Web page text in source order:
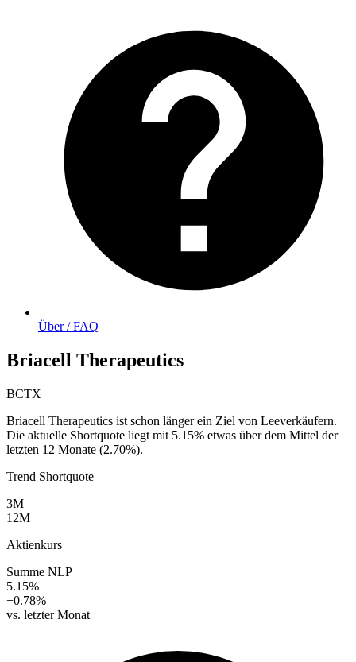
Über / FAQ
Briacell Therapeutics
BCTX
Briacell Therapeutics ist schon länger ein Ziel von Leeverkäufern.
Die aktuelle Shortquote liegt mit 5.15% etwas über dem Mittel der
letzten 12 Monate (2.70%).
Trend Shortquote
3M
12M
Aktienkurs
Summe NLP
5.15%
+0.78%
vs. letzter Monat